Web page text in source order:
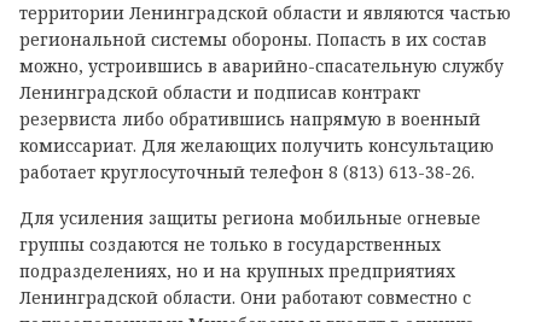
территории Ленинградской области и являются частью
региональной системы обороны. Попасть в их состав
можно, устроившись в аварийно-спасательную службу
Ленинградской области и подписав контракт
резервиста либо обратившись напрямую в военный
комиссариат. Для желающих получить консультацию
работает круглосуточный телефон 8 (813) 613-38-26.
Для усиления защиты региона мобильные огневые
группы создаются не только в государственных
подразделениях, но и на крупных предприятиях
Ленинградской области. Они работают совместно с